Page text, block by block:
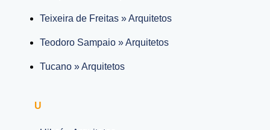
Teixeira de Freitas » Arquitetos
Teodoro Sampaio » Arquitetos
Tucano » Arquitetos
U